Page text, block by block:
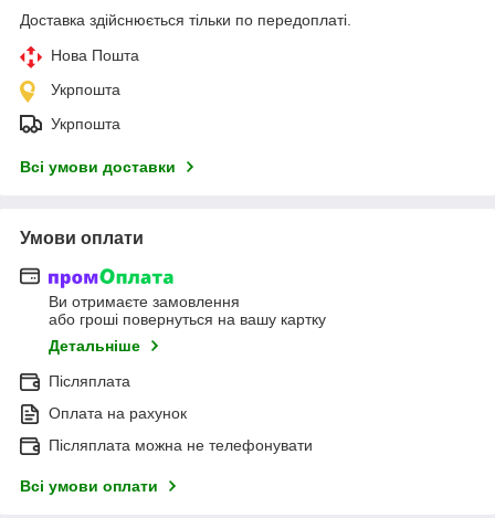
Доставка здійснюється тільки по передоплаті.
Нова Пошта
Укрпошта
Укрпошта
Всі умови доставки
Умови оплати
Ви отримаєте замовлення
або гроші повернуться на вашу картку
Детальніше
Післяплата
Оплата на рахунок
Післяплата можна не телефонувати
Всі умови оплати